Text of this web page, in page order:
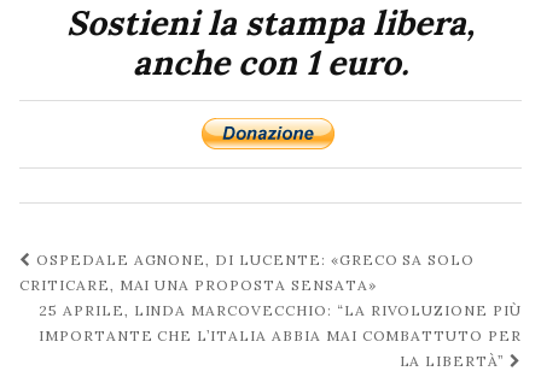
Sostieni la stampa libera,
anche con 1 euro.
Navigazione
post
OSPEDALE AGNONE, DI LUCENTE: «GRECO SA SOLO
CRITICARE, MAI UNA PROPOSTA SENSATA»
25 APRILE, LINDA MARCOVECCHIO: “LA RIVOLUZIONE PIÙ
IMPORTANTE CHE L’ITALIA ABBIA MAI COMBATTUTO PER
LA LIBERTÀ”